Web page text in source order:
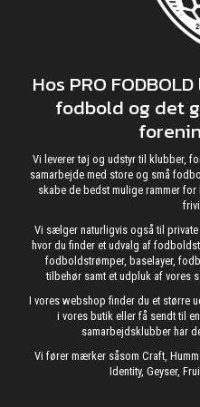
Hos PRO
fodbold og det
Vi leverer tøj og udstyr til klubber,
samarbejde med store og små
skabe de bedst mulige rammer
Vi sælger naturligvis også til
hvor du finder et udvalg af
fodboldstrømper, baselayer,
tilbehør samt et udpluk af vores
I vores webshop finder du et større
i vores butik eller få sendt til
samarbejdsklubber har
Vi fører mærker såsom Craft,
Identity, Geyser,